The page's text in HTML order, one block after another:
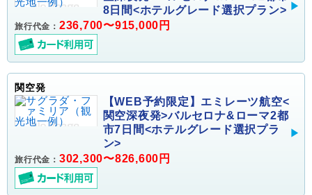
8日間<ホテルグレード選択プラン>
旅行代金： 236,700〜915,000円
関空発
【WEB予約限定】エミレーツ航空<
関空深夜発>バルセロナ&ローマ2都
市7日間<ホテルグレード選択プラ
ン>
旅行代金： 302,300〜826,600円